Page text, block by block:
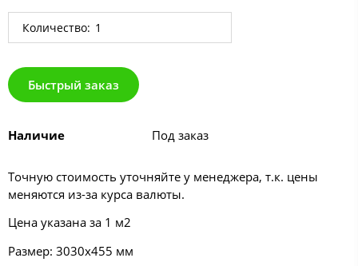
Количество:
Быстрый заказ
Наличие Под заказ
Точную стоимость уточняйте у менеджера, т.к. цены
меняются из-за курса валюты.
Цена указана за 1 м2
Размер: 3030х455 мм